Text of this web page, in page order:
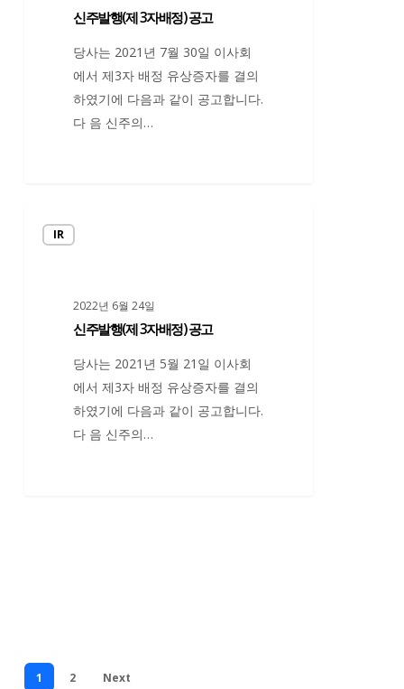
신주발행(제 3자배정) 공고
당사는 2021년 7월 30일 이사회
에서 제3자 배정 유상증자를 결의
하였기에 다음과 같이 공고합니다.
다 음 신주의…
IR
2022년 6월 24일
신주발행(제 3자배정) 공고
당사는 2021년 5월 21일 이사회
에서 제3자 배정 유상증자를 결의
하였기에 다음과 같이 공고합니다.
다 음 신주의…
1 2 Next